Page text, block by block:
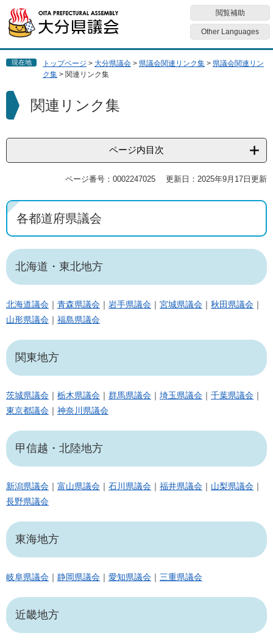
ジ
先
す
ュ
を
し
本
閲覧補助
Other Languages
現在地 トップページ > 大分県議会 > 県議会関連リンク集 > 県議会関連リン
ク集 > 関連リンク集
本
関連リンク集
ページ内目次
ページ番号：0002247025 更新日：2025年9月17日更新
各都道府県議会
北海道・東北地方
北海道議会 ｜ 青森県議会 ｜ 岩手県議会 ｜ 宮城県議会 ｜ 秋田県議会 ｜
山形県議会 ｜ 福島県議会
関東地方
茨城県議会 ｜ 栃木県議会 ｜ 群馬県議会 ｜ 埼玉県議会 ｜ 千葉県議会 ｜
東京都議会 ｜ 神奈川県議会
甲信越・北陸地方
新潟県議会 ｜ 富山県議会 ｜ 石川県議会 ｜ 福井県議会 ｜ 山梨県議会 ｜
長野県議会
東海地方
岐阜県議会 ｜ 静岡県議会 ｜ 愛知県議会 ｜ 三重県議会
近畿地方